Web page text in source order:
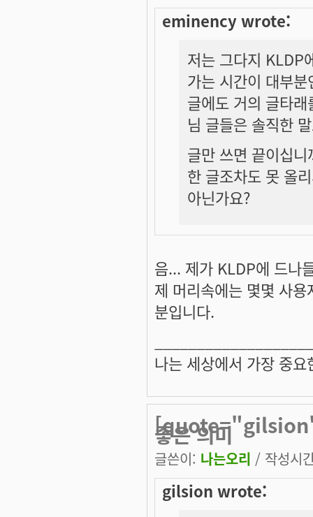
eminency wrote:
저는 그다지 KLDP
가는 시간이 대부
글에도 거의 글타
님 글들은 솔직한
글만 쓰면 끝이십
한 글조차도 못 올
아닌가요?
음... 제가 KLDP에 드나
제 머리속에는 몇몇 사
분입니다.
나는 세상에서 가장 중요
[quote="gilsion"]
좋은 의미
글쓴이: 나는오리 / 작성시
gilsion wrote: